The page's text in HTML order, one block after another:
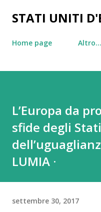
Passa ai
STATI UNITI
Home page Altro…
L’Europa da
sfide degli
LUMIA ·
settembre 30, 2017